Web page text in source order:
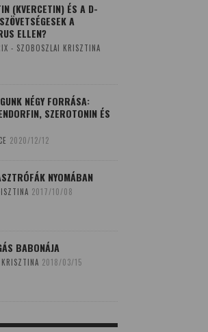
(KVERCETIN) ÉS A D-
A
ELLEN?
- SZOBOSZLAI KRISZTINA
NÉGY FORRÁSA:
SZEROTONIN ÉS
2020/12/12
NYOMÁBAN
2017/10/08
BABONÁJA
2018/03/15